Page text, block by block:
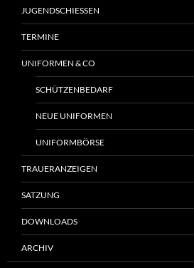
JUGENDSCHIESSEN
TERMINE
UNIFORMEN & CO
SCHÜTZENBEDARF
NEUE UNIFORMEN
UNIFORMBÖRSE
TRAUERANZEIGEN
SATZUNG
DOWNLOADS
ARCHIV